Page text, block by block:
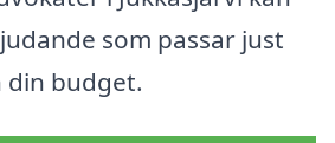
som passar just
din budget.